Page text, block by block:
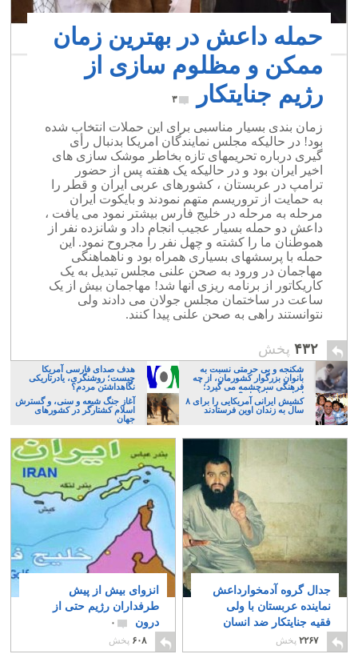
حمله داعش در بهترین زمان
ممکن و مظلوم سازی از
رژیم جنایتکار
۳
زمان بندی بسیار مناسبی برای این حملات انتخاب شده
بود! در حالیکه مجلس نمایندگان امریکا بدنبال رأی
گیری درباره تحریمهای تازه بخاطر موشک سازی های
اخیر ایران بود و در حالیکه یک هفته پس از حضور
ترامپ در عربستان ، کشورهای عربی ایران و قطر را
به حمایت از تروریسم متهم نمودند و بایکوت ایران
مرحله به مرحله در خلیج فارس بیشتر نمود می یافت ،
داعش دو حمله بسیار عجیب انجام داد و شانزده نفر از
هموطنان ما را کشته و چهل نفر را مجروح نمود. این
حمله با پرسشهای بسیاری همراه بود و ناهماهنگی
مهاجمان در ورود به صحن علنی مجلس تبدیل به یک
کاریکاتور از برنامه ریزی آنها شد! مهاجمان بیش از یک
ساعت در ساختمان مجلس جولان می دادند ولی
نتوانستند راهی به صحن علنی پیدا کنند.
۴۳۲ پخش
شکنجه و بی حرمتی نسبت به
بانوان بزرگوار کشورمان، از چه
فرهنگی سرچشمه می گیرد؛
ایرانی، و یا تازیان؟
هدف صدای فارسی آمریکا
چیست؛ روشنگری، یادرتاریکی
نگاهداشتن مردم؟
کشیش ایرانی آمریکایی را برای ۸
سال به زندان اوین فرستادند
آغاز جنگ شیعه و سنی، و گسترش
اسلام کشتارگر در کشورهای
جهان
جدال گروه آدمخوارداعش
نماینده عربستان با ولی
فقیه جنایتکار ضد انسان
۱۱
۲۲۶۷ پخش
انزوای بیش از پیش
طرفداران رژیم حتی از
درون
۰
۶۰۸ پخش